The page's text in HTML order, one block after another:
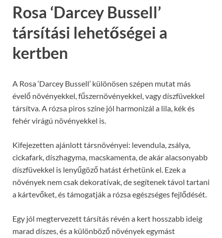
Rosa ‘Darcey Bussell’
társítási lehetőségei a
kertben
A Rosa ‘Darcey Bussell’ különösen szépen mutat más
évelő növényekkel, fűszernövényekkel, vagy díszfüvekkel
társítva. A rózsa piros színe jól harmonizál a lila, kék és
fehér virágú növényekkel is.
Kifejezetten ajánlott társnövényei: levendula, zsálya,
cickafark, díszhagyma, macskamenta, de akár alacsonyabb
díszfüvekkel is lenyűgöző hatást érhetünk el. Ezek a
növények nem csak dekoratívak, de segítenek távol tartani
a kártevőket, és támogatják a rózsa egészséges fejlődését.
Egy jól megtervezett társítás révén a kert hosszabb ideig
marad díszes, és a különböző növények egymást